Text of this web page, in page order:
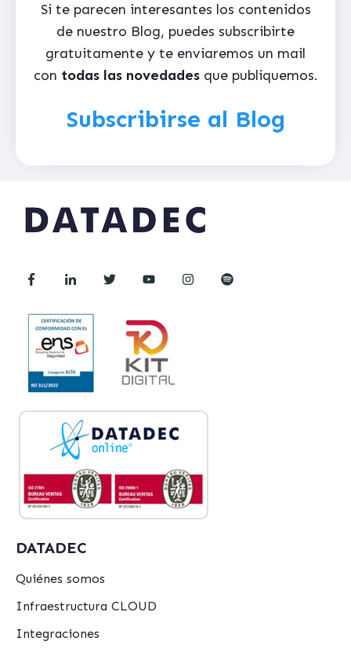
Si te parecen interesantes los contenidos
de nuestro Blog, puedes subscribirte
gratuitamente y te enviaremos un mail
con todas las novedadesque publiquemos.
Subscribirse al Blog
DATADEC
Quiénes somos
Infraestructura CLOUD
Integraciones